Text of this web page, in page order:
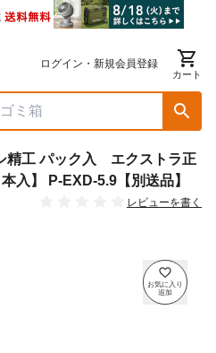
ログイン・新規会員登録
カート
精工 パック入 エクストラ正
入】 P-EXD-5.9【別送品】
レビューを書く